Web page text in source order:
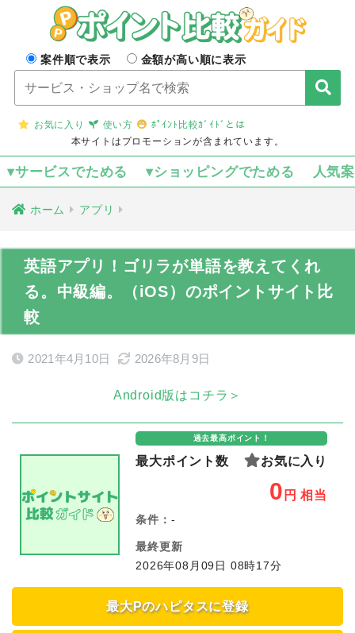
案件順で表示 金額が高い順に表示
お気に入り 使い方
ﾎﾟｲﾝﾄ比較ｶﾞｲﾄﾞとは
本サイトはプロモーションが含まれています。
▾サービスでためる ▾ショッピングでためる 人気
ホーム アプリ
英語アプリ！ゴリラが単語を教えてくれ
る。中級編。（iOS）のポイントサイト比
較
2021年4月10日 2026年8月9日
Android版はコチラ＞
過去最高ポイント！
最大ポイント数 お気に入り
0 円 相当
条件： -
最終更新
2026年08月09日 08時17分
最大Pのハピタスに登録